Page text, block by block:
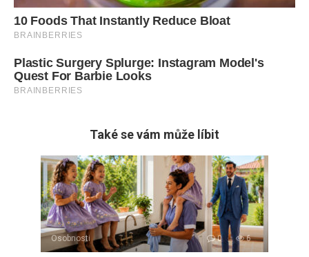
Také se vám může líbit
Osobnosti 0 6